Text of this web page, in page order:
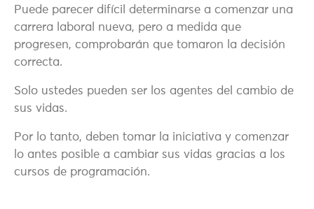
Puede parecer difícil determinarse a comenzar una
carrera laboral nueva, pero a medida que
progresen, comprobarán que tomaron la decisión
correcta.
Solo ustedes pueden ser los agentes del cambio de
sus vidas.
Por lo tanto, deben tomar la iniciativa y comenzar
lo antes posible a cambiar sus vidas gracias a los
cursos de programación.